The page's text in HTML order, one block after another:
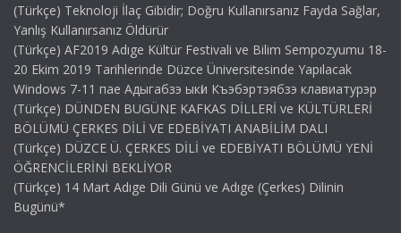
(Türkçe) Teknoloji İlaç Gibidir; Doğru Kullanırsanız Fayda Sağlar,
Yanlış Kullanırsanız Öldürür
(Türkçe) AF2019 Adıge Kültür Festivali ve Bilim Sempozyumu 18-
20 Ekim 2019 Tarihlerinde Düzce Üniversitesinde Yapılacak
Windows 7-11 пае Адыгабзэ ыкӏи Къэбэртэябзэ клавиатурэр
(Türkçe) DÜNDEN BUGÜNE KAFKAS DİLLERİ ve KÜLTÜRLERİ
BÖLÜMÜ ÇERKES DİLİ VE EDEBİYATI ANABİLİM DALI
(Türkçe) DÜZCE Ü. ÇERKES DİLİ ve EDEBİYATI BÖLÜMÜ YENİ
ÖĞRENCİLERİNİ BEKLİYOR
(Türkçe) 14 Mart Adıge Dili Günü ve Adıge (Çerkes) Dilinin
Bugünü*